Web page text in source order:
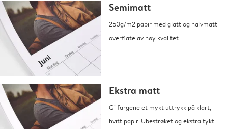
Semimatt
250g/m2 papir med glatt og halvmatt
overflate av høy kvalitet.
Ekstra matt
Gi fargene et mykt uttrykk på klart,
hvitt papir. Ubestrøket og ekstra tykt